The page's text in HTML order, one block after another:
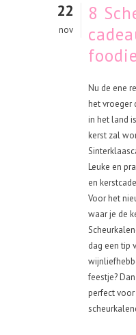
22
nov
8
Nu de ene
het vroeger
in het land
kerst zal
Leuke en
en
Voor het
waar je de
dag een tip
feestje?
perfect